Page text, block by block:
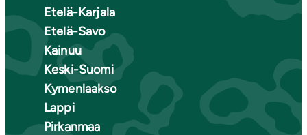
Etelä-Karjala
Etelä-Savo
Kainuu
Keski-Suomi
Kymenlaakso
Lappi
Pirkanmaa